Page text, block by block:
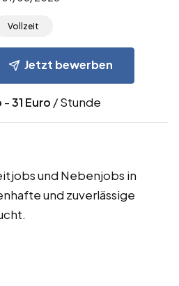
Vollzeit
Jetzt bewerben
-31 Euro / Stunde
und Nebenjobs in
und zuverlässige